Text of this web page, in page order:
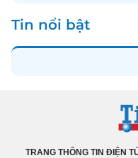
Tin nổi bật
TRANG THÔNG TIN ĐIỆN